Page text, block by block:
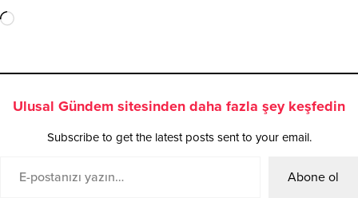
Ulusal Gündem sitesinden daha fazla şey keşfedin
Subscribe to get the latest posts sent to your email.
Abone ol